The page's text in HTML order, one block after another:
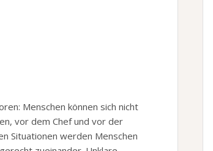
Menschen können sich nicht
vor dem Chef und vor der
Situationen werden Menschen